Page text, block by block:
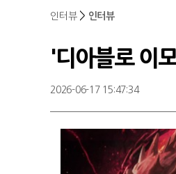
인터뷰> 인터뷰
'디아블로 이
2026-06-17 15:47:34